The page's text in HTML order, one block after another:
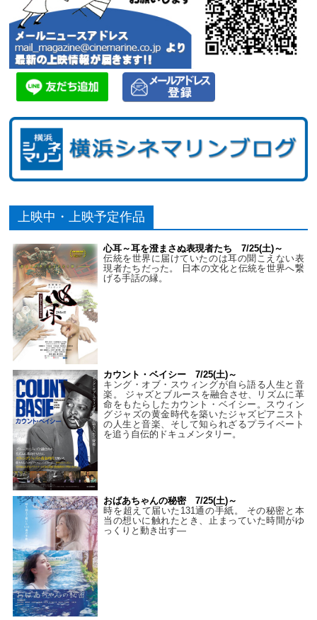
上映中・上映予定作品
心耳～耳を澄まさぬ表現者たち 7/25(土)～
伝統を世界に届けていたのは耳の聞こえない表
現者たちだった。 日本の文化と伝統を世界へ繋
げる手話の縁。
カウント・ベイシー 7/25(土)～
キング・オブ・スウィングが自ら語る人生と音
楽。 ジャズとブルースを融合させ、リズムに革
命をもたらしたカウント・ベイシー。スウィン
グジャズの黄金時代を築いたジャズピアニスト
の人生と音楽、そして知られざるプライベート
を追う自伝的ドキュメンタリー。
おばあちゃんの秘密 7/25(土)～
時を超えて届いた131通の手紙。 その秘密と本
当の想いに触れたとき、止まっていた時間がゆ
っくりと動き出す―